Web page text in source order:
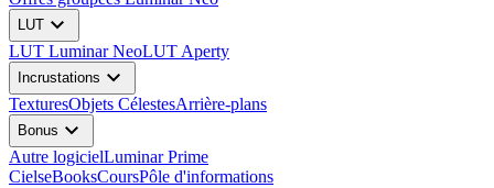
LUT expand_more
LUT Luminar NeoLUT Aperty
Incrustations expand_more
TexturesObjets CélestesArrière-plans
Bonus expand_more
Autre logicielLuminar Prime
CielseBooksCoursPôle d'informations